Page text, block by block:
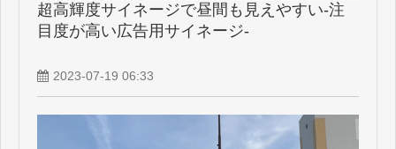
超高輝度サイネージで昼間も見えやすい-注
目度が高い広告用サイネージ-
2023-07-19 06:33